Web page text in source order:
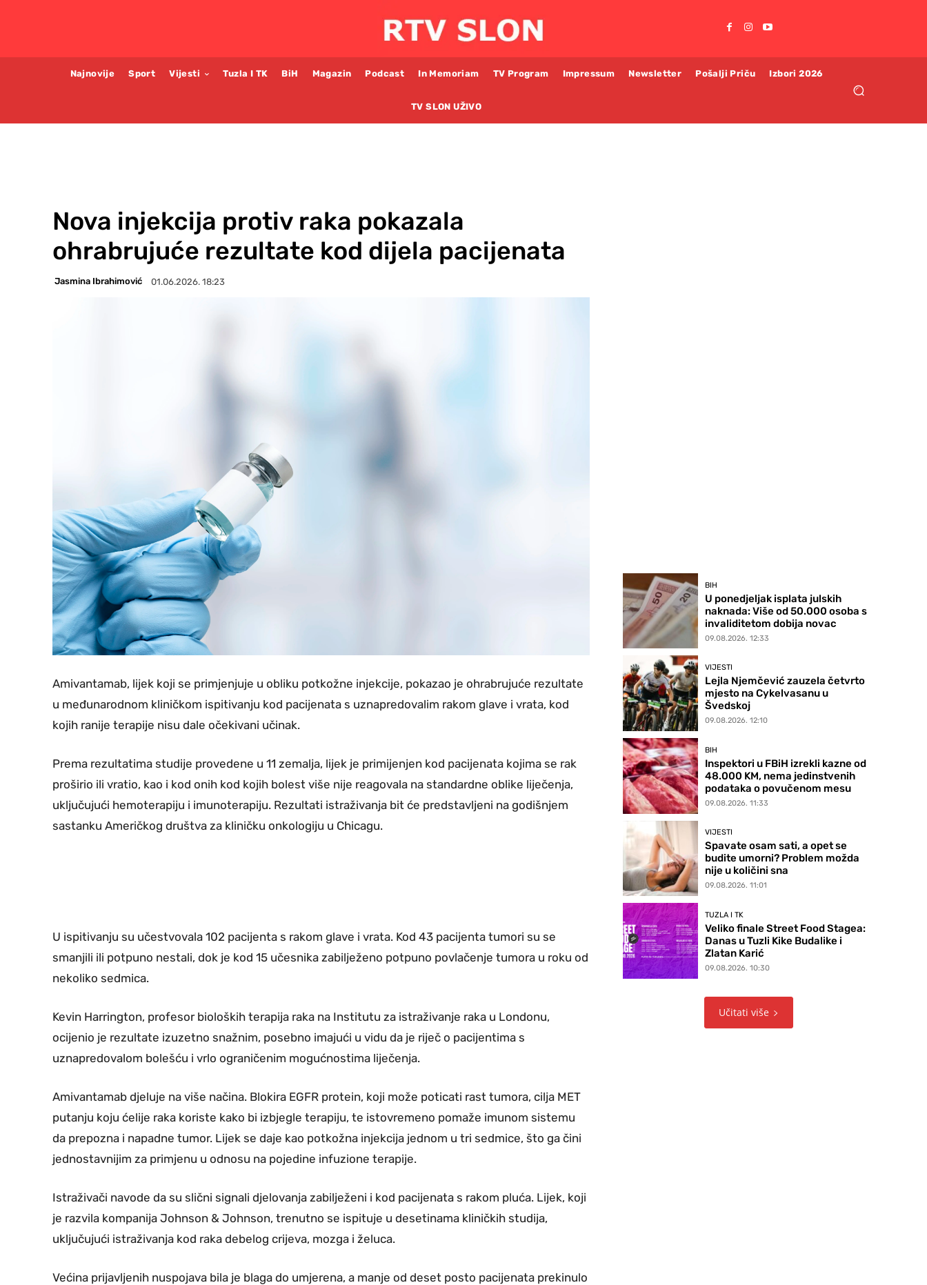
Najnovije Sport Vijesti Tuzla I TK BiH Magazin Podcast In Memoriam TV Program Impressum Newsletter Pošalji Priču Izbori 2026
TV SLON UŽIVO
Nova injekcija protiv raka pokazala
ohrabrujuće rezultate kod dijela pacijenata
Jasmina Ibrahimović 01.06.2026. 18:23
Amivantamab, lijek koji se primjenjuje u obliku potkožne injekcije, pokazao je ohrabrujuće rezultate
u međunarodnom kliničkom ispitivanju kod pacijenata s uznapredovalim rakom glave i vrata, kod
kojih ranije terapije nisu dale očekivani učinak.
Prema rezultatima studije provedene u 11 zemalja, lijek je primijenjen kod pacijenata kojima se rak
proširio ili vratio, kao i kod onih kod kojih bolest više nije reagovala na standardne oblike liječenja,
uključujući hemoterapiju i imunoterapiju. Rezultati istraživanja bit će predstavljeni na godišnjem
sastanku Američkog društva za kliničku onkologiju u Chicagu.
U ispitivanju su učestvovala 102 pacijenta s rakom glave i vrata. Kod 43 pacijenta tumori su se
smanjili ili potpuno nestali, dok je kod 15 učesnika zabilježeno potpuno povlačenje tumora u roku od
nekoliko sedmica.
Kevin Harrington, profesor bioloških terapija raka na Institutu za istraživanje raka u Londonu,
ocijenio je rezultate izuzetno snažnim, posebno imajući u vidu da je riječ o pacijentima s
uznapredovalom bolešću i vrlo ograničenim mogućnostima liječenja.
Amivantamab djeluje na više načina. Blokira EGFR protein, koji može poticati rast tumora, cilja MET
putanju koju ćelije raka koriste kako bi izbjegle terapiju, te istovremeno pomaže imunom sistemu
da prepozna i napadne tumor. Lijek se daje kao potkožna injekcija jednom u tri sedmice, što ga čini
jednostavnijim za primjenu u odnosu na pojedine infuzione terapije.
Istraživači navode da su slični signali djelovanja zabilježeni i kod pacijenata s rakom pluća. Lijek, koji
je razvila kompanija Johnson & Johnson, trenutno se ispituje u desetinama kliničkih studija,
uključujući istraživanja kod raka debelog crijeva, mozga i želuca.
Većina prijavljenih nuspojava bila je blaga do umjerena, a manje od deset posto pacijenata prekinulo
BIH
U ponedjeljak isplata julskih
naknada: Više od 50.000 osoba s
invaliditetom dobija novac
09.08.2026. 12:33
VIJESTI
Lejla Njemčević zauzela četvrto
mjesto na Cykelvasanu u
Švedskoj
09.08.2026. 12:10
BIH
Inspektori u FBiH izrekli kazne od
48.000 KM, nema jedinstvenih
podataka o povučenom mesu
09.08.2026. 11:33
VIJESTI
Spavate osam sati, a opet se
budite umorni? Problem možda
nije u količini sna
09.08.2026. 11:01
TUZLA I TK
Veliko finale Street Food Stagea:
Danas u Tuzli Kike Budalike i
Zlatan Karić
09.08.2026. 10:30
Učitati više